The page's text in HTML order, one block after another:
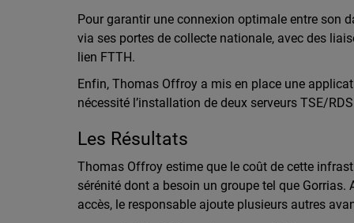
Pour garantir une connexion optimale entre son
via ses portes de collecte nationale, avec des
lien FTTH.
Enfin, Thomas Offroy a mis en place une
nécessité l’installation de deux serveurs TSE/
Les Résultats
Thomas Offroy estime que le coût de cette
sérénité dont a besoin un groupe tel que
accès, le responsable ajoute plusieurs autres